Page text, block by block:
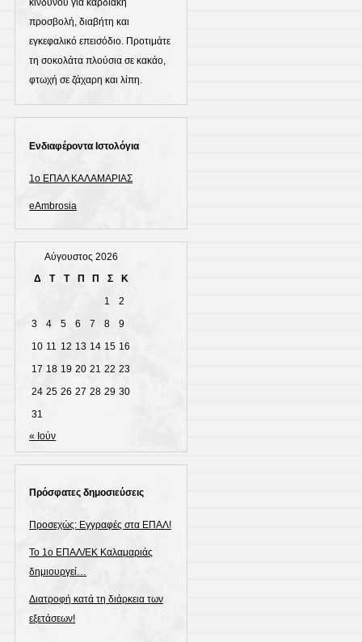
κινδύνου για καρδιακή
προσβολή, διαβήτη και
εγκεφαλικό επεισόδιο. Προτιμάτε
τη σοκολάτα πλούσια σε κακάο,
φτωχή σε ζάχαρη και λίπη.
Ενδιαφέροντα Ιστολόγια
1ο ΕΠΑΛ ΚΑΛΑΜΑΡΙΑΣ
eAmbrosia
Αύγουστος 2026
Δ
Τ Τ Π Π Σ
Κ
1
2
3
4 5 6 7 8
9
10 11 12 13 14 15 16
17 18 19 20 21 22 23
24 25 26 27 28 29 30
31
« Ιούν
Πρόσφατες δημοσιεύσεις
Προσεχώς: Εγγραφές στα ΕΠΑΛ!
Το 1ο ΕΠΑΛ/ΕΚ Καλαμαριάς
δημιουργεί…
Διατροφή κατά τη διάρκεια των
εξετάσεων!